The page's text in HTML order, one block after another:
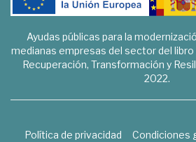
Ayudas públicas para la
medianas empresas del sector del libro
Recuperación, Transformación y
2022.
Política de privacidad Condiciones